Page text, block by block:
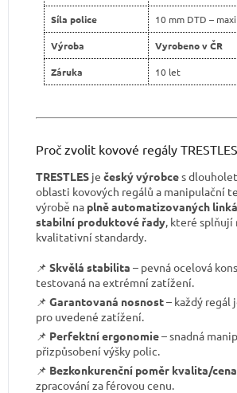
Síla police 10 mm DTD –
Výroba Vyrobeno v ČR
Záruka 10 let
Proč zvolit kovové regály
TRESTLES je český výrobces
oblasti kovových regálů a manipulační
výrobě na plně automatizovaných
stabilní produktové řady, které splňují
kvalitativní standardy.
📌 Skvělá stabilita – pevná ocelová
testovaná na extrémní zatížení.
📌 Garantovaná nosnost– každý regál
pro uvedené zatížení.
📌 Perfektní ergonomie– snadná
přizpůsobení výšky polic.
📌 Bezkonkurenční poměr kvalita/cena
zpracování za férovou cenu.